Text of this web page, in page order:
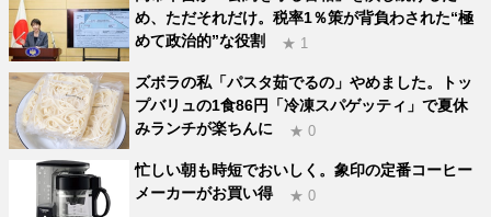
め、ただそれだけ。税率1％策が背負わされた“極
めて政治的”な役割
★ 1
ズボラの私「パスタ茹でるの」やめました。トッ
プバリュの1食86円「冷凍スパゲッティ」で夏休
みランチが楽ちんに
★ 0
忙しい朝も時短でおいしく。象印の定番コーヒー
メーカーがお買い得
★ 0